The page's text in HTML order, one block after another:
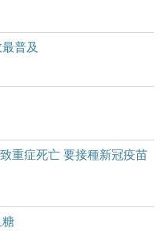
普及
重症死亡 要接種新冠疫苗
糖